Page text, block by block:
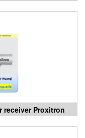
receiver Proxitron